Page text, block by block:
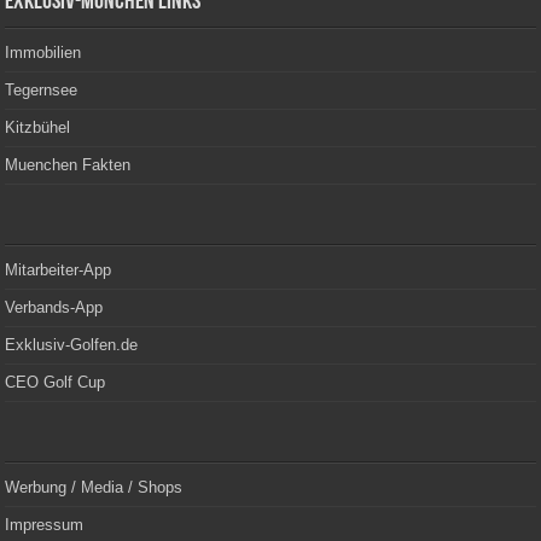
Immobilien
Tegernsee
Kitzbühel
Muenchen Fakten
Mitarbeiter-App
Verbands-App
Exklusiv-Golfen.de
CEO Golf Cup
Werbung / Media / Shops
Impressum